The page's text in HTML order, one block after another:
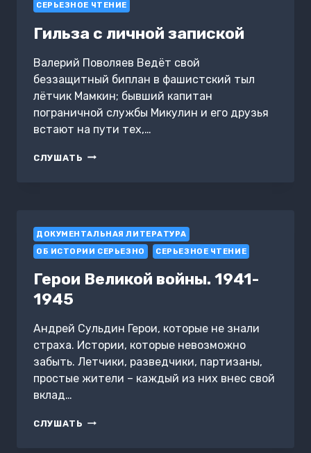
СЕРЬЕЗНОЕ ЧТЕНИЕ
Гильза с личной запиской
Валерий Поволяев Ведёт свой
беззащитный биплан в фашистский тыл
лётчик Мамкин; бывший капитан
пограничной службы Микулин и его друзья
встают на пути тех,…
СЛУШАТЬ ГИЛЬЗА
ДОКУМЕНТАЛЬНАЯ ЛИТЕРАТУРА
ОБ ИСТОРИИ СЕРЬЕЗНО
СЕРЬЕЗНОЕ ЧТЕНИЕ
Герои Великой войны. 1941-
1945
Андрей Сульдин Герои, которые не знали
страха. Истории, которые невозможно
забыть. Летчики, разведчики, партизаны,
простые жители – каждый из них внес свой
вклад…
СЛУШАТЬ ГЕРОИ